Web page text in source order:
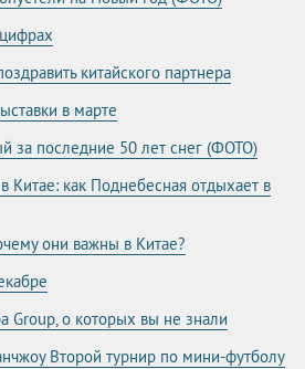
китайского партнера
в марте
за последние 50 лет снег (ФОТО)
Китае: как Поднебесная отдыхает в
они важны в Китае?
Group, о которых вы не знали
Второй турнир по мини-футболу